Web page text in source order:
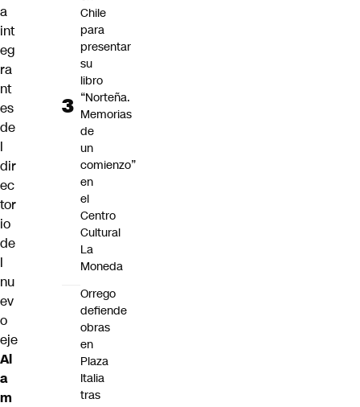
a
int
eg
ra
nt
es
de
l
dir
ec
tor
io
de
l
nu
ev
o
eje
Al
a
m
Chile
para
presentar
su
libro
“Norteña.
Memorias
de
un
comienzo”
en
el
Centro
Cultural
La
Moneda
Orrego
defiende
obras
en
Plaza
Italia
tras